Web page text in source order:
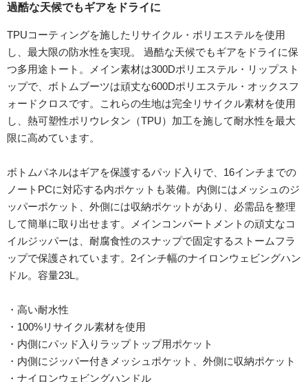
過酷な天候でもギアをドライに
TPUコーティングを施したリサイクル・ポリエステルを使用
し、最大限の防水性を実現。 過酷な天候でもギアをドライに保
つ多用途トート。メイン素材は300Dポリエステル・リップスト
ップで、ボトムブーツは頑丈な600Dポリエステル・オックスフ
ォードクロスです。これらの生地は完全リサイクル素材を使用
し、熱可塑性ポリウレタン（TPU）加工を施して耐水性を最大
限に高めています。
ボトムパネルはギアを保護するパッド入りで、16インチまでの
ノートPCに対応する内ポケットも装備。内側にはメッシュのジ
ッパーポケット、外側には収納ポケットがあり、必需品を整理
して簡単に取り出せます。メインコンパートメントの頑丈なコ
イルジッパーは、耐腐食性のスナップで固定するストームフラ
ップで保護されています。2インチ幅のナイロンウェビングハン
ドル。容量23L。
・高い耐水性
・100%リサイクル素材を使用
・内側にパッド入りラップトップ用ポケット
・内側にジッパー付きメッシュポケット、外側に収納ポケット
・ナイロンウェビングハンドル